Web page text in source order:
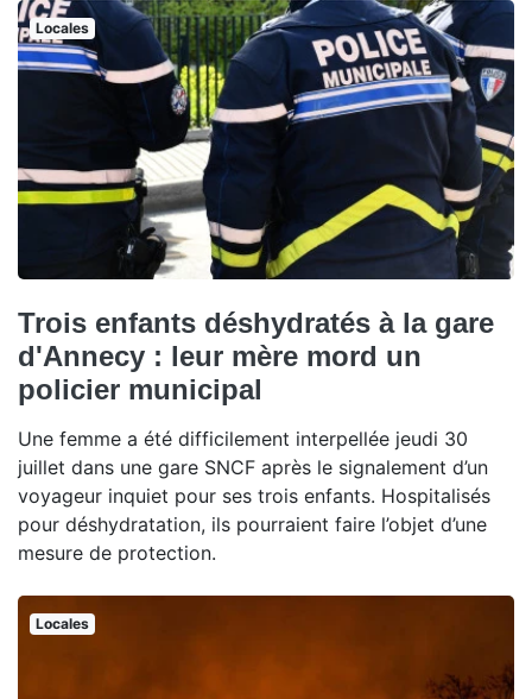
Locales
Trois enfants déshydratés à la gare
d'Annecy : leur mère mord un
policier municipal
Une femme a été difficilement interpellée jeudi 30
juillet dans une gare SNCF après le signalement d’un
voyageur inquiet pour ses trois enfants. Hospitalisés
pour déshydratation, ils pourraient faire l’objet d’une
mesure de protection.
Locales